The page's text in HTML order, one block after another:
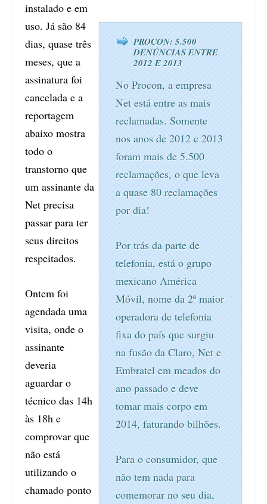
instalado e em
uso. Já são 84
dias, quase três
meses, que a
assinatura foi
cancelada e a
reportagem
abaixo mostra
todo o
transtorno que
um assinante da
Net precisa
passar para ter
seus direitos
respeitados.
Ontem foi
agendada uma
visita, onde o
assinante
deveria
aguardar o
técnico das 14h
às 18h e
comprovar que
não está
utilizando o
chamado ponto
PROCON: 5.500
DENÚNCIAS ENTRE
2012 E 2013
No Procon, a empresa
Net está entre as mais
reclamadas. Somente
nos anos de 2012 e 2013
foram mais de 5.500
reclamações, o que leva
a quase 80 reclamações
por dia!
Por trás da parte de
telefonia, está o grupo
mexicano América
Móvil, nome da 2ª maior
operadora de telefonia
fixa do país que surgiu
na fusão da Claro, Net e
Embratel em meados do
ano passado e deve
tomar mais corpo em
2014, faturando bilhões.
Para o consumidor, que
não tem nada para
comemorar no seu dia,